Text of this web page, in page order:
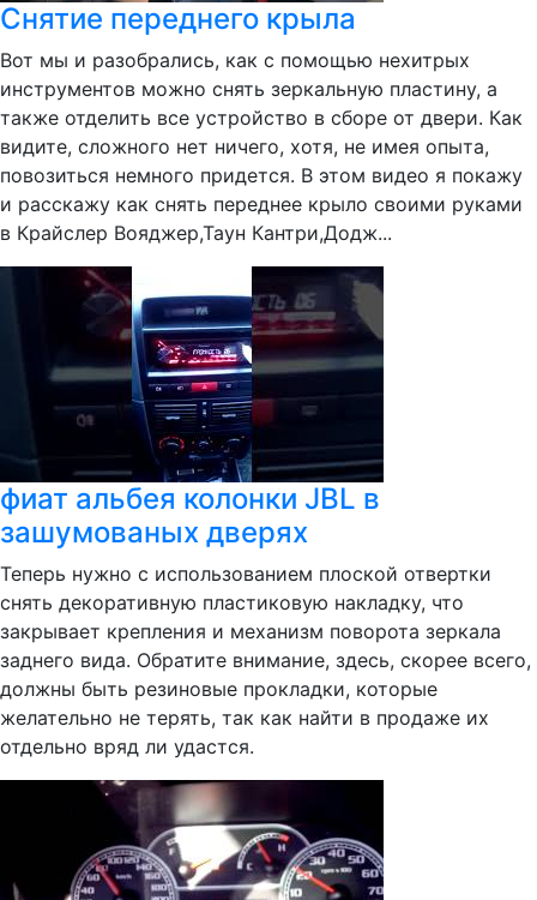
Снятие переднего крыла
Вот мы и разобрались, как с помощью нехитрых
инструментов можно снять зеркальную пластину, а
также отделить все устройство в сборе от двери. Как
видите, сложного нет ничего, хотя, не имея опыта,
повозиться немного придется. В этом видео я покажу
и расскажу как снять переднее крыло своими руками
в Крайслер Вояджер,Таун Кантри,Додж...
фиат альбея колонки JBL в
зашумованых дверях
Теперь нужно с использованием плоской отвертки
снять декоративную пластиковую накладку, что
закрывает крепления и механизм поворота зеркала
заднего вида. Обратите внимание, здесь, скорее всего,
должны быть резиновые прокладки, которые
желательно не терять, так как найти в продаже их
отдельно вряд ли удастся.